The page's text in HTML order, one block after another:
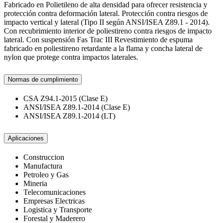
Fabricado en Polietileno de alta densidad para ofrecer resistencia y
protección contra deformación lateral. Protección contra riesgos de
impacto vertical y lateral (Tipo II según ANSI/ISEA Z89.1 - 2014).
Con recubrimiento interior de poliestireno contra riesgos de impacto
lateral. Con suspensión Fas Trac III Revestimiento de espuma
fabricado en poliestireno retardante a la flama y concha lateral de
nylon que protege contra impactos laterales.
Normas de cumplimiento
CSA Z94.1-2015 (Clase E)
ANSI/ISEA Z89.1-2014 (Clase E)
ANSI/ISEA Z89.1-2014 (LT)
Aplicaciones
Construccion
Manufactura
Petroleo y Gas
Mineria
Telecomunicaciones
Empresas Electricas
Logistica y Transporte
Forestal y Maderero